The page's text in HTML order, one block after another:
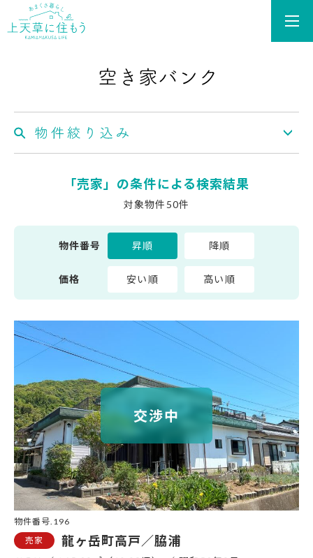
「売家 」の条件による検索結果
対象物件50件
物件番号 昇順 降順
価格 安い順 高い順
物件番号.196
龍ヶ岳町高戸／脇浦